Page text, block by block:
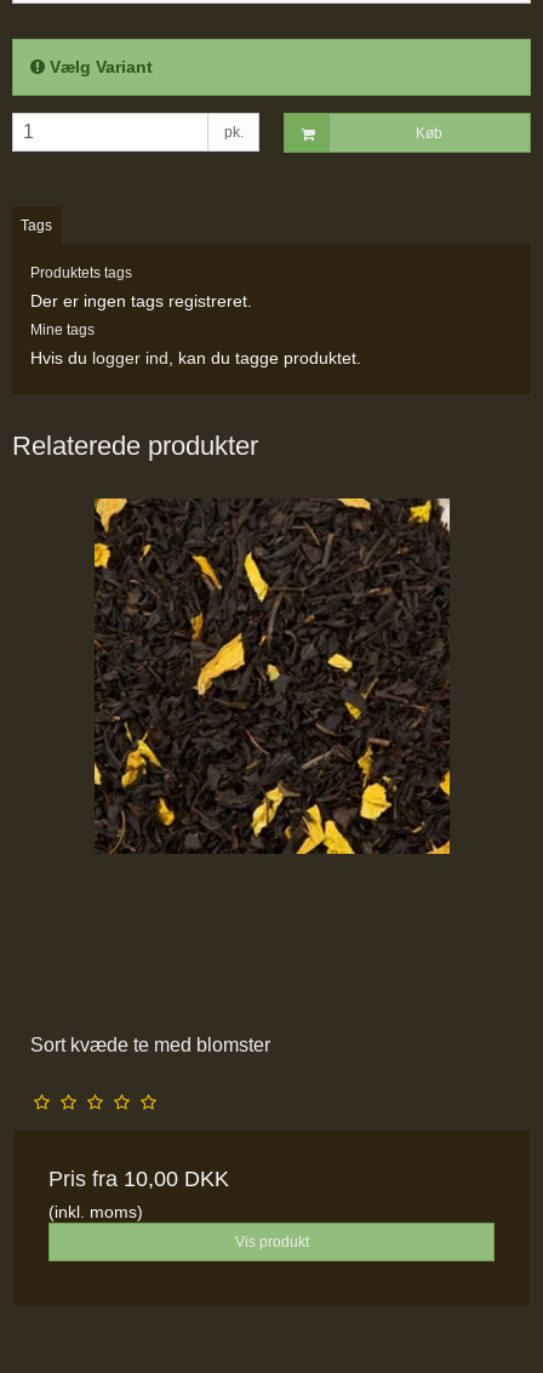
Vælg Variant
pk. Køb
Tags
Produktets tags
Der er ingen tags registreret.
Mine tags
Hvis du logger ind , kan du tagge produktet.
Relaterede produkter
Sort kvæde te med blomster
Pris fra 10,00 DKK
(inkl. moms)
Vis produkt